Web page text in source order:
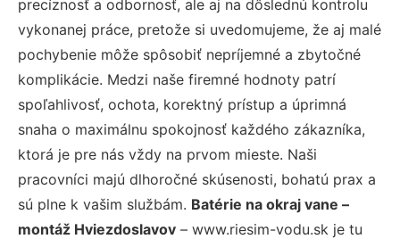
precíznosť a odbornosť, ale aj na dôslednú kontrolu
vykonanej práce, pretože si uvedomujeme, že aj malé
pochybenie môže spôsobiť nepríjemné a zbytočné
komplikácie. Medzi naše firemné hodnoty patrí
spoľahlivosť, ochota, korektný prístup a úprimná
snaha o maximálnu spokojnosť každého zákazníka,
ktorá je pre nás vždy na prvom mieste. Naši
pracovníci majú dlhoročné skúsenosti, bohatú prax a
sú plne k vašim službám. Batérie na okraj vane –
montáž Hviezdoslavov – www.riesim-vodu.sk je tu